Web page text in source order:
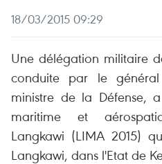
18/03/2015 09:29
Une délégation militaire
conduite par le
ministre de la Défense,
maritime et
Langkawi (LIMA 2015)
Langkawi, dans l'Etat de